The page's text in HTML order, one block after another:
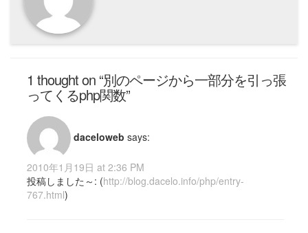
1 thought on “別のページから一部分を引っ張
ってくるphp関数”
daceloweb says:
2010年1月19日 at 2:36 PM
投稿しました～: (http://blog.dacelo.info/php/entry-
767.html)